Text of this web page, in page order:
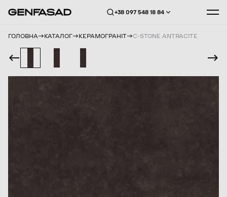
+38 097 548 18 84
ГОЛОВНА КАТАЛОГ КЕРАМОГРАНІТ C-STONE ANTRACITE